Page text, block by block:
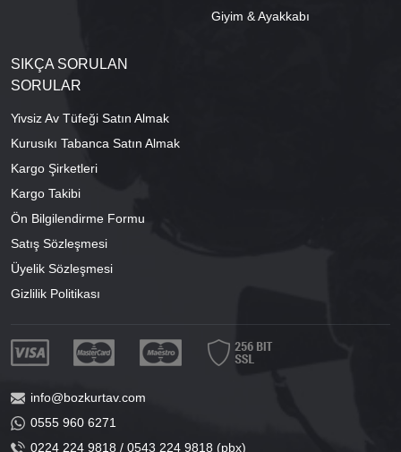
Giyim & Ayakkabı
SIKÇA SORULAN
SORULAR
Yivsiz Av Tüfeği Satın Almak
Kurusıkı Tabanca Satın Almak
Kargo Şirketleri
Kargo Takibi
Ön Bilgilendirme Formu
Satış Sözleşmesi
Üyelik Sözleşmesi
Gizlilik Politikası
info@bozkurtav.com
0555 960 6271
0224 224 9818 / 0543 224 9818 (pbx)